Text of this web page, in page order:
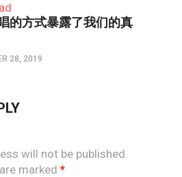
的方式暴露了我们的真
28, 2019
will not be published.
marked *